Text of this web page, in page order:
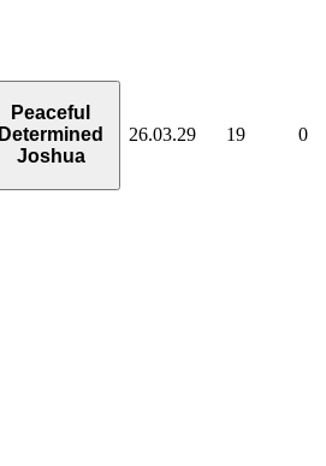
Peaceful
Determined
Joshua
26.03.29 19 0